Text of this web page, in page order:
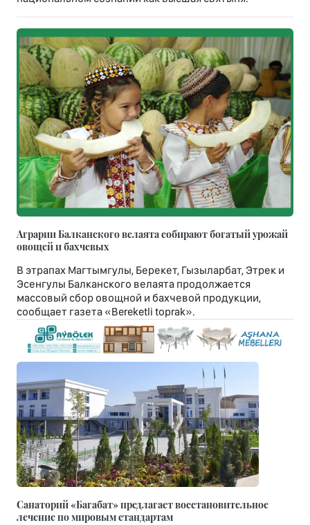
Аграрии Балканского велаята собирают богатый урожай
овощей и бахчевых
В этрапах Магтымгулы, Берекет, Гызыларбат, Этрек и
Эсенгулы Балканского велаята продолжается
массовый сбор овощной и бахчевой продукции,
сообщает газета «Bereketli toprak».
Санаторий «Багабат» предлагает восстановительное
лечение по мировым стандартам